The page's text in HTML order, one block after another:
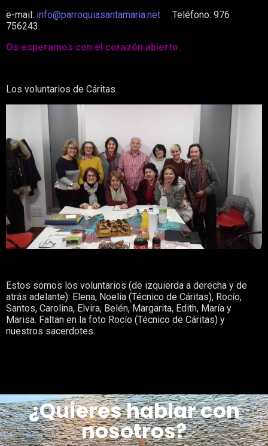
e-mail: info@parroquiasantamaria.net Teléfono: 976
756243.
Os esperamos con el corazón abierto.
Los voluntarios de Cáritas.
Estos somos los voluntarios (de izquierda a derecha y de
atrás adelante): Elena, Noelia (Técnico de Cáritas), Rocío,
Santos, Carolina, Elvira, Belén, Margarita, Edith, María y
Marisa. Faltan en la foto Rocío (Técnico de Cáritas) y
nuestros sacerdotes.
¿Quieres hablar con
nosotros?